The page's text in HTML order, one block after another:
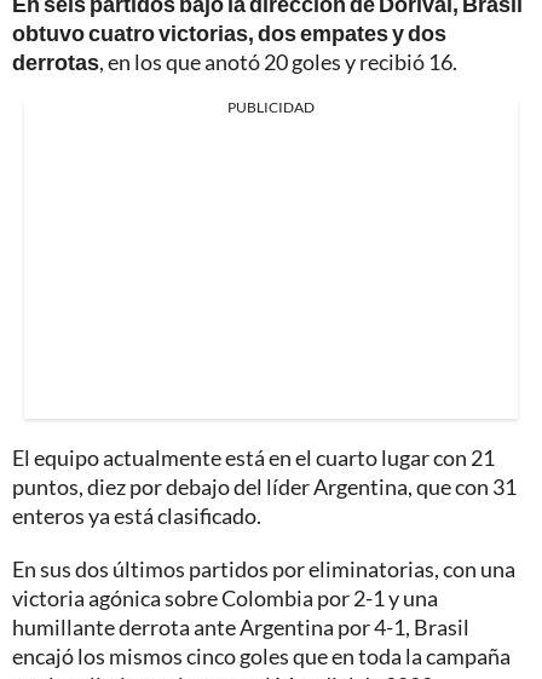
obtuvo cuatro victorias, dos empates y dos
derrotas, en los que anotó 20 goles y recibió 16.
PUBLICIDAD
El equipo actualmente está en el cuarto lugar con 21
puntos, diez por debajo del líder Argentina, que con 31
enteros ya está clasificado.
En sus dos últimos partidos por eliminatorias, con una
victoria agónica sobre Colombia por 2-1 y una
humillante derrota ante Argentina por 4-1, Brasil
encajó los mismos cinco goles que en toda la campaña